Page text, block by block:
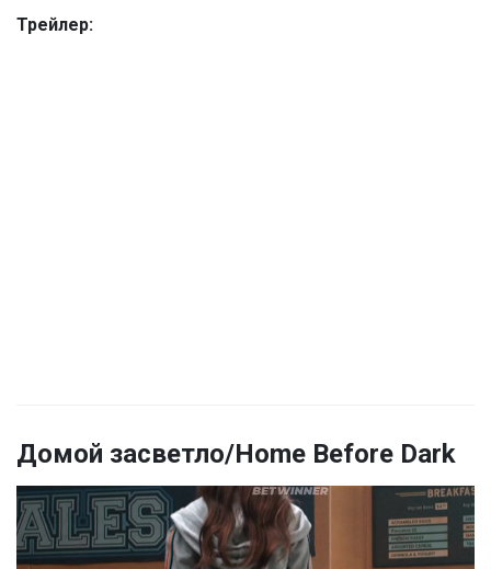
Трейлер:
Домой засветло/Home Before Dark